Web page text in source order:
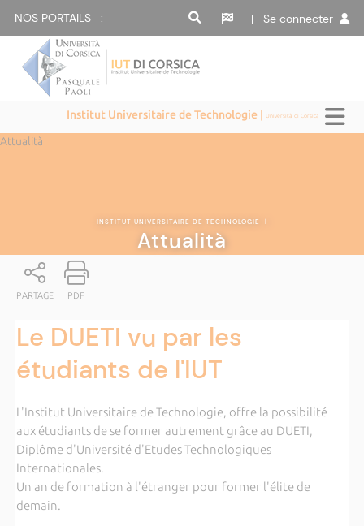
NOS PORTAILS : | Se connecter
Institut Universitaire de Technologie |Università di Corsica
Attualità
INSTITUT UNIVERSITAIRE DE TECHNOLOGIE |
Attualità
PARTAGE PDF
Le DUETI vu par les
étudiants de l'IUT
L'Institut Universitaire de Technologie, offre la possibilité
aux étudiants de se former autrement grâce au DUETI,
Diplôme d'Université d'Etudes Technologiques
Internationales.
Un an de formation à l'étranger pour former l'élite de
demain.